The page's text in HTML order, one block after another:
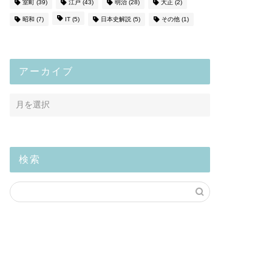
室町(39) 江戸(43) 明治(28) 大正(2)
昭和 (7) IT(5) 日本史解説 (5) その他(1)
アーカイブ
検索